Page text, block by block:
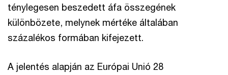
ténylegesen beszedett áfa összegének
különbözete, melynek mértéke általában
százalékos formában kifejezett.
A jelentés alapján az Európai Unió 28